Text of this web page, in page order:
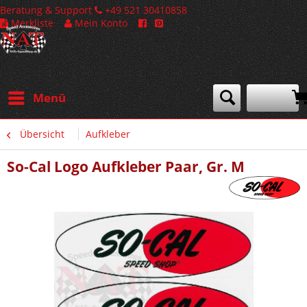
Beratung & Support
+49 521 30410858
Merkliste
Mein Konto
Menü
Übersicht Aufkleber
So-Cal Logo Aufkleber Paar, Gr. M